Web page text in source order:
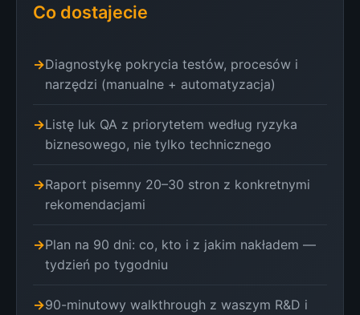
Co dostajecie
Diagnostykę pokrycia testów, procesów i
narzędzi (manualne + automatyzacja)
Listę luk QA z priorytetem według ryzyka
biznesowego, nie tylko technicznego
Raport pisemny 20–30 stron z konkretnymi
rekomendacjami
Plan na 90 dni: co, kto i z jakim nakładem —
tydzień po tygodniu
90-minutowy walkthrough z waszym R&D i